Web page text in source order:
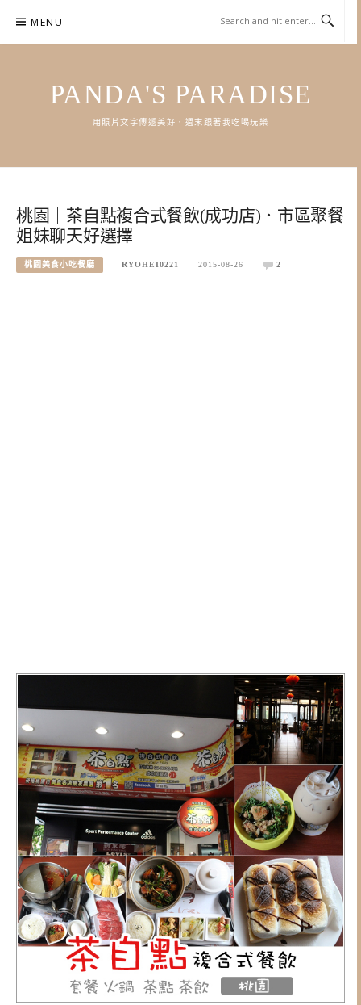
content
MENU
PANDA'S PARADISE
用照片文字傳遞美好．週末跟著我吃喝玩樂
桃園｜茶自點複合式餐飲(成功店)．市區聚餐
姐妹聊天好選擇
桃園美食小吃餐廳 RYOHEI0221 2015-08-26 2